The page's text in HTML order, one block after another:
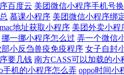
百度云 美团微信小程序手机号
慕课小程序 美团微信小程序绑
mac地址获取小程序 美团外卖小程
挪一挪小程序怎么过 弄一个微信
小反刍兽疫免疫程序 女子自封
要几钱 南方CASS可以加载的小
手机的小程序怎么弄 oppo时间小